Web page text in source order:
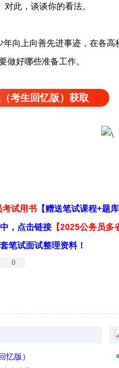
此，谈谈你的看法。
上向善先进事迹，在各高
做好哪些准备工作。
考生回忆版）获取
考试用书 【赠送笔试课程+题
，点击链接 【2025公务员多
笔试面试整理资料！
0
忆版）